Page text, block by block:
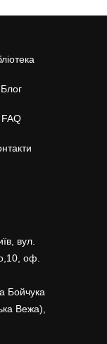
Блог
FAQ
вул.
оф.
Бойчука
Вежа),